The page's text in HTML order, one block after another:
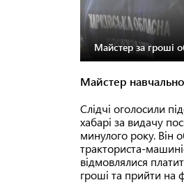
Майстер за гроші
Майстер
Слідчі оголосили
хабарі за видачу
минулого року. Він
тракториста-
відмовлялися
гроші та прийти на